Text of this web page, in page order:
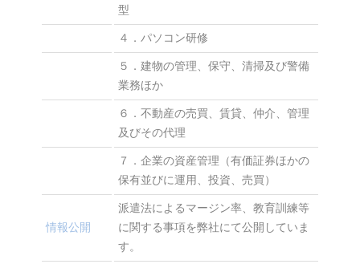
型
４．パソコン研修
５．建物の管理、保守、清掃及び警備
業務ほか
６．不動産の売買、賃貸、仲介、管理
及びその代理
７．企業の資産管理（有価証券ほかの
保有並びに運用、投資、売買）
情報公開
派遣法によるマージン率、教育訓練等
に関する事項を弊社にて公開していま
す。